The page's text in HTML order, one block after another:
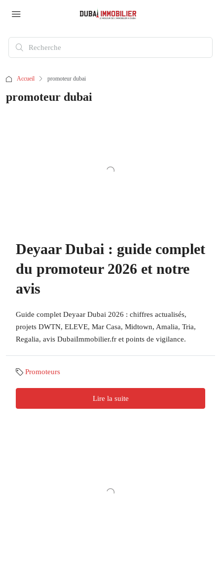
Accueil promoteur dubai
promoteur dubai
Deyaar Dubai : guide complet
du promoteur 2026 et notre
avis
Guide complet Deyaar Dubai 2026 : chiffres actualisés,
projets DWTN, ELEVE, Mar Casa, Midtown, Amalia, Tria,
Regalia, avis DubaiImmobilier.fr et points de vigilance.
Promoteurs
Lire la suite